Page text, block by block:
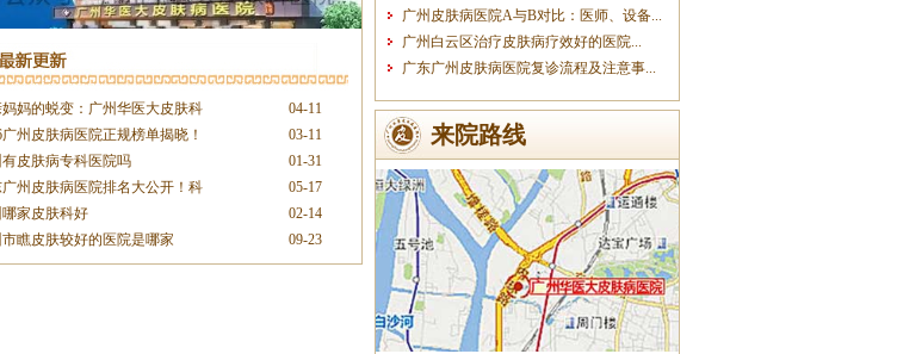
04-11
妈的蜕变：广州华医大皮肤科
03-11
广州皮肤病医院正规榜单揭晓！
01-31
有皮肤病专科医院吗
05-17
广州皮肤病医院排名大公开！科
02-14
哪家皮肤科好
09-23
市瞧皮肤较好的医院是哪家
广州皮肤病医院A与B对比：医师、设备...
广州白云区治疗皮肤病疗效好的医院...
广东广州皮肤病医院复诊流程及注意事...
来院路线